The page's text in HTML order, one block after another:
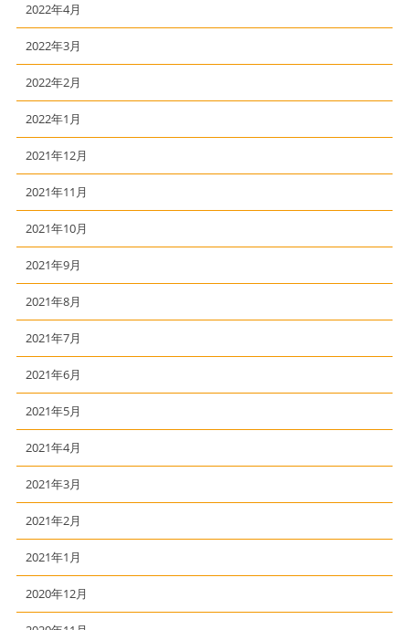
2022年4月
2022年3月
2022年2月
2022年1月
2021年12月
2021年11月
2021年10月
2021年9月
2021年8月
2021年7月
2021年6月
2021年5月
2021年4月
2021年3月
2021年2月
2021年1月
2020年12月